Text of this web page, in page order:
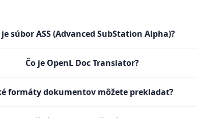
je súbor ASS (Advanced SubStation Alpha)?
Čo je OpenL Doc Translator?
formáty dokumentov môžete prekladať?